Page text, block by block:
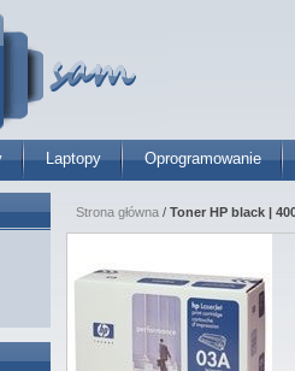
Laptopy Oprogramowanie
Strona główna / Toner HP black |